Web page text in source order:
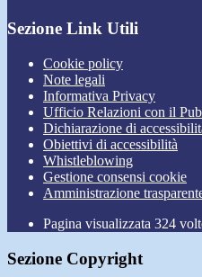
Sezione Link Utili
Cookie policy
Note legali
Informativa Privacy
Ufficio Relazioni con il
Dichiarazione di
Obiettivi di accessibilità
Whistleblowing
Gestione consensi cookie
Amministrazione
Pagina visualizzata 324
Sezione Copyright